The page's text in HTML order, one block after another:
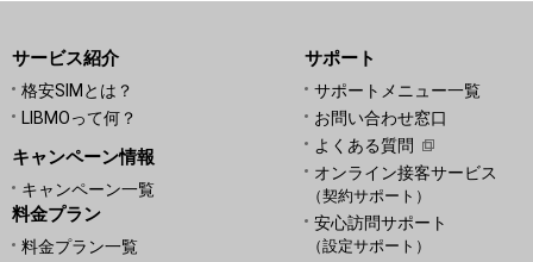
サービス紹介
格安SIMとは？
LIBMOって何？
キャンペーン情報
キャンペーン一覧
料金プラン
料金プラン一覧
サポート
サポートメニュー一覧
お問い合わせ窓口
よくある質問
オンライン接客サービス
（契約サポート）
安心訪問サポート
（設定サポート）